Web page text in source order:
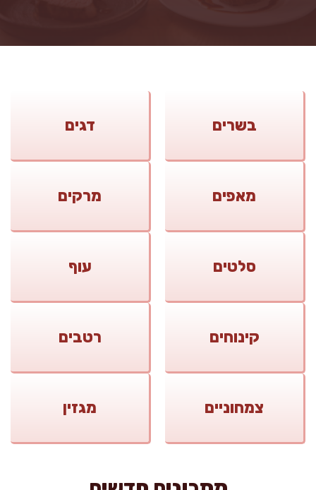
בשרים דגים
מאפים מרקים
סלטים עוף
קינוחים רטבים
צמחוניים מגזין